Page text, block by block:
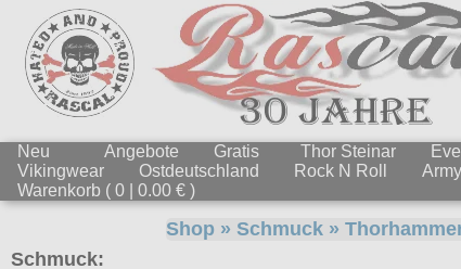
Neu Angebote Gratis Thor Steinar
Vikingwear
Ostdeutschland Rock N Roll Army
Warenkorb ( 0 | 0.00 € )
Schmuck:
Shop » Schmuck»